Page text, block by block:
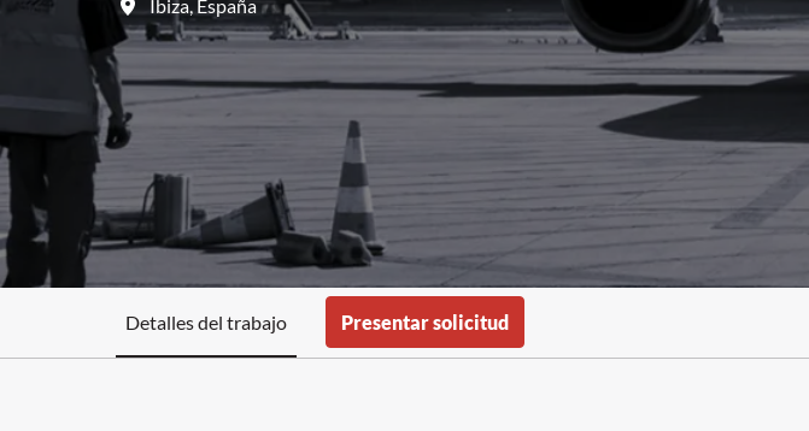
Ibiza, España
Detalles del trabajo Presentar solicitud